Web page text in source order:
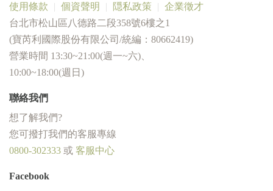
使用條款
個資聲明 隠私政策
企業徵才
台北市松山區八德路二段358號6樓之1
(寶芮利國際股份有限公司/統編：80662419)
營業時間 13:30~21:00(週一~六)、
10:00~18:00(週日)
聯絡我們
想了解我們?
您可撥打我們的客服專線
0800-302333 或 客服中心
Facebook